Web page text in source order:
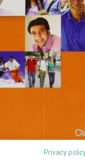
Privacy